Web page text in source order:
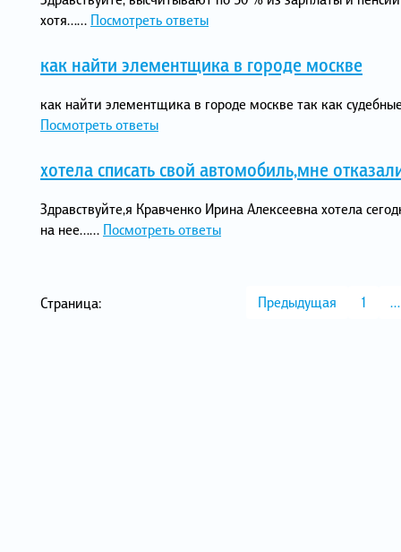
хотя…... Посмотреть ответы
как найти элементщика в городе москве
как найти элементщика в городе москве так как
Посмотреть ответы
хотела списать свой автомобиль,мне
Здравствуйте,я Кравченко Ирина Алексеевна хотела
на нее…... Посмотреть ответы
Страница: Предыдущая 1 …